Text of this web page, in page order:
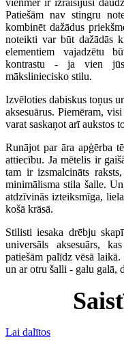
vienmēr ir izraisījusi
Patiešām nav stingru
kombinēt dažādus
noteikti var būt dažādās
elementiem vajadzētu
kontrastu - ja vien
māksliniecisko stilu.
Izvēloties dabiskus toņus
aksesuārus. Piemēram,
varat saskaņot arī aukstos
Runājot par āra apģērba
attiecību. Ja mētelis ir
tam ir izsmalcināts
minimālisma stila šalle.
atdzīvinās izteiksmīga,
košā krāsā.
Stilisti iesaka drēbju
universāls aksesuārs,
patiešām palīdz vēsā
un ar otru šalli - galu galā,
Lai dalītos